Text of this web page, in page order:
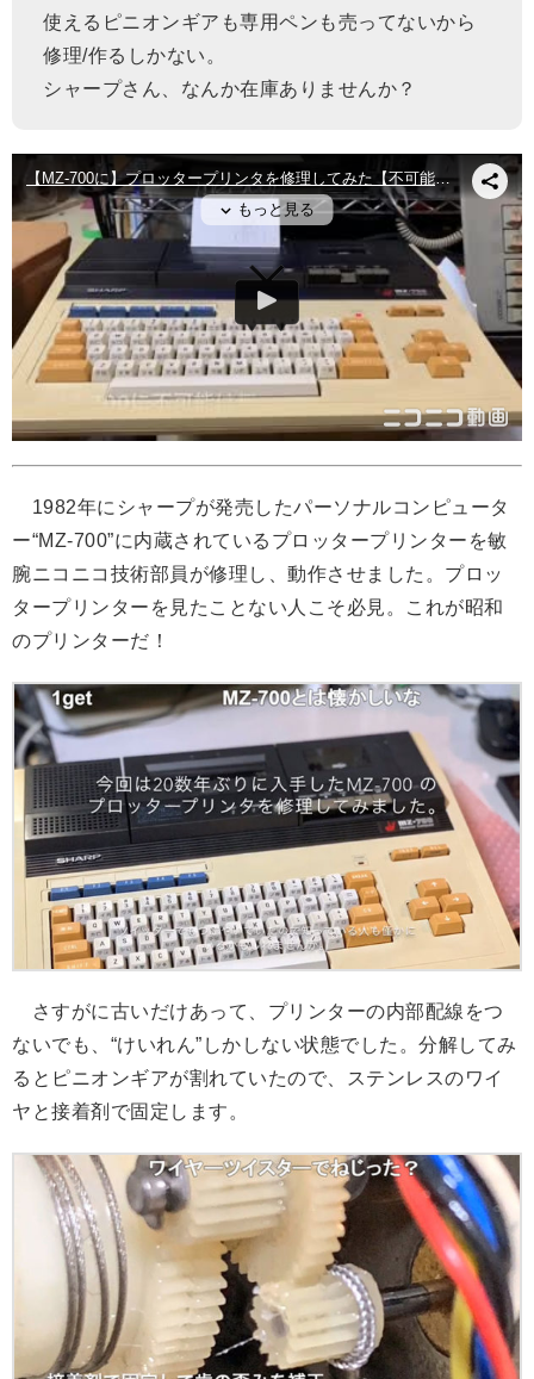
使えるピニオンギアも専用ペンも売ってないから
修理/作るしかない。
シャープさん、なんか在庫ありませんか？
1982年にシャープが発売したパーソナルコンピュータ
ー“MZ-700”に内蔵されているプロッタープリンターを敏
腕ニコニコ技術部員が修理し、動作させました。プロッ
タープリンターを見たことない人こそ必見。これが昭和
のプリンターだ！
さすがに古いだけあって、プリンターの内部配線をつ
ないでも、“けいれん”しかしない状態でした。分解してみ
るとピニオンギアが割れていたので、ステンレスのワイ
ヤと接着剤で固定します。